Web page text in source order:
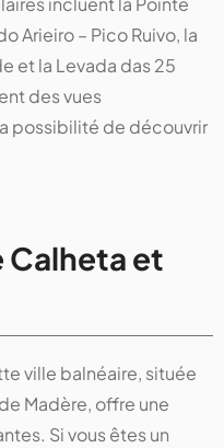
Arieiro – Pico Ruivo, la
et la Levada das 25
des vues
possibilité de découvrir
Calheta et
ville balnéaire, située
Madère, offre une
Si vous êtes un